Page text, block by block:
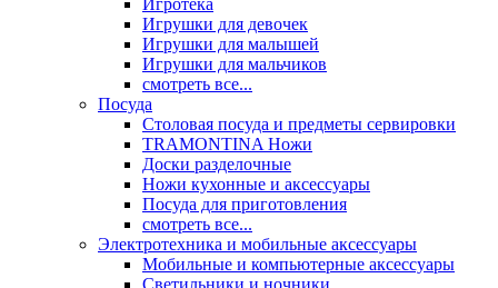
Игротека
Игрушки для девочек
Игрушки для малышей
Игрушки для мальчиков
смотреть все...
Посуда
Столовая посуда и предметы сервировки
TRAMONTINA Ножи
Доски разделочные
Ножи кухонные и аксессуары
Посуда для приготовления
смотреть все...
Электротехника и мобильные аксессуары
Мобильные и компьютерные аксессуары
Светильники и ночники